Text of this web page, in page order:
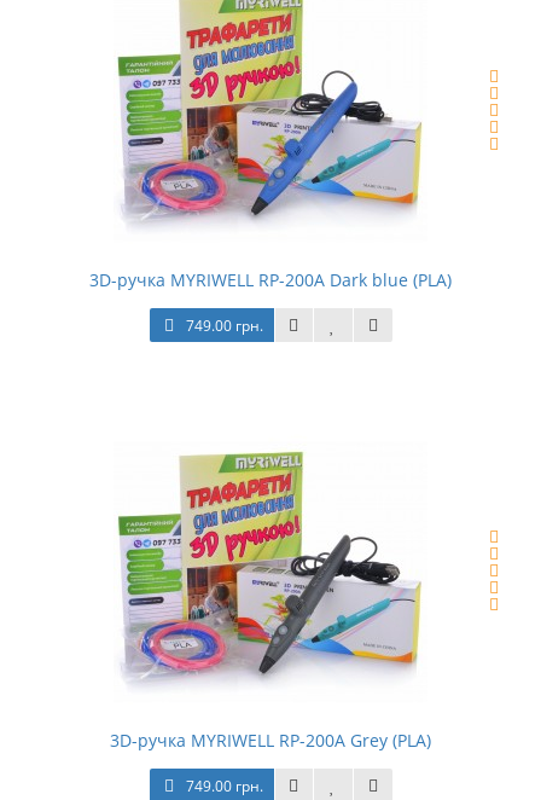
3D-ручка MYRIWELL RP-200A Dark blue (PLA)
749.00 грн.
3D-ручка MYRIWELL RP-200A Grey (PLA)
749.00 грн.